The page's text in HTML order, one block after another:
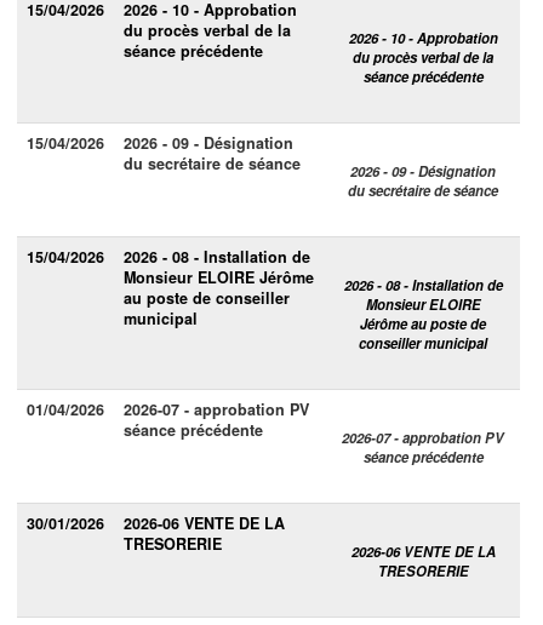
15/04/2026
2026 - 10 - Approbation
du procès verbal de la
séance précédente
2026 - 10 - Approbation
du procès verbal de la
séance précédente
15/04/2026
2026 - 09 - Désignation
du secrétaire de séance
2026 - 09 - Désignation
du secrétaire de séance
15/04/2026
2026 - 08 - Installation de
Monsieur ELOIRE Jérôme
au poste de conseiller
municipal
2026 - 08 - Installation de
Monsieur ELOIRE
Jérôme au poste de
conseiller municipal
01/04/2026
2026-07 - approbation PV
séance précédente
2026-07 - approbation PV
séance précédente
30/01/2026
2026-06 VENTE DE LA
TRESORERIE
2026-06 VENTE DE LA
TRESORERIE